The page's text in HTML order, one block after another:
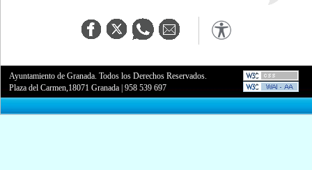
Ayuntamiento de Granada. Todos los Derechos Reservados.
Plaza del Carmen,18071 Granada |958 539 697